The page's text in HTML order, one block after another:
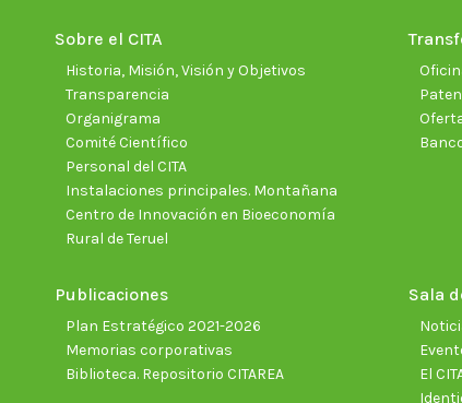
Sobre el CITA
Historia, Misión, Visión y Objetivos
Transparencia
Organigrama
Comité Científico
Personal del CITA
Instalaciones principales. Montañana
Centro de Innovación en Bioeconomía
Rural de Teruel
Publicaciones
Plan Estratégico 2021-2026
Memorias corporativas
Biblioteca. Repositorio CITAREA
Sala
El